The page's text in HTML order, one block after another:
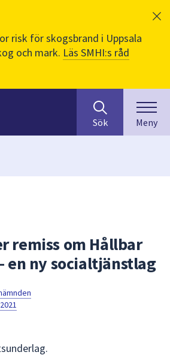
risk för skogsbrand i Uppsala
och mark. Läs SMHI:s råd
efter
innehåll
på
sökfältet
kommer
sökförslag
Sök Meny
remiss om Hållbar
en ny socialtjänstlag